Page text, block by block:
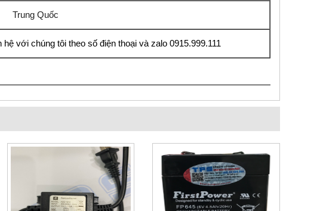
Trung Quốc
với chúng tôi theo số điện thoại và zalo 0915.999.111